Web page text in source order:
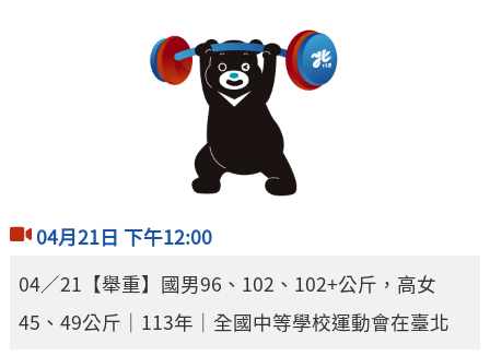
04月21日 下午12:00
04／21【舉重】國男96、102、102+公斤，高女
45、49公斤｜113年｜全國中等學校運動會在臺北